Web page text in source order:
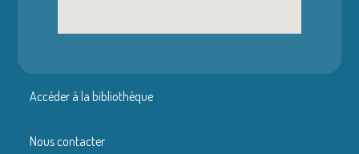
Accéder à la bibliothèque
Nous contacter